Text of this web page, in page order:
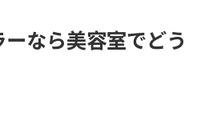
なら美容室でどう